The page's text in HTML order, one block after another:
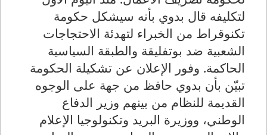
لتكليفه قال بدوي بأنه سيشكل حكومة
تكنوقراط من الخبراء لتهدئة الاحتجاجات
الشعبية ضد بوتفليقة والطبقة السياسية
الحاكمة. وفور الإعلان عن تشكيلة الحكومة
تبيّن بأن بدوي حافظ من جهة على الوجوه
القديمة للنظام من بينهم وزير الدفاع
الوطني، ووزيرة البريد وتكنولوجيا الإعلام